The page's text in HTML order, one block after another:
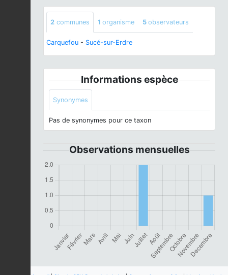
2 communes 1 organisme 5 observateurs
Carquefou - Sucé-sur-Erdre
Informations espèce
Synonymes
Pas de synonymes pour ce taxon
Observations mensuelles